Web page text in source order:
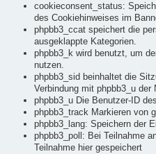
cookieconsent_status:
des Cookiehinweises im
phpbb3_ccat speichert die
ausgeklappte Kategorien.
phpbb3_k wird benutzt, um
nutzen.
phpbb3_sid beinhaltet die
Verbindung mit phpbb3_u der
phpbb3_u Die Benutzer-ID
phpbb3_track Markieren von
phpbb3_lang: Speichern der
phpbb3_poll: Bei Teilnahme
Teilnahme hier gespeichert